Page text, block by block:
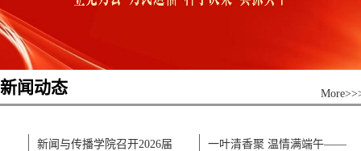
新闻动态 More
新闻与传播学院召开2026届
一叶清香聚 温情满端午——